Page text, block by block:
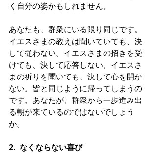
く自分の姿かもしれません。
あなたも、群衆にいる限り同じです。
イエスさまの教えは聞いていても、決
して従わない。イエスさまの招きを受
けても、決して応答しない。イエスさ
まの祈りを聞いても、決して心を開か
ない。皆と同じように帰ってしまうの
です。あなたが、群衆から一歩進み出
る朝が来ているのではないでしょう
か。
2.  なくならない喜び